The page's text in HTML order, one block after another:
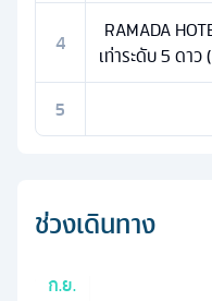
4
RAMADA
เท่าระดับ 5 ดาว
5
ช่วงเดินทาง
ก.ย.